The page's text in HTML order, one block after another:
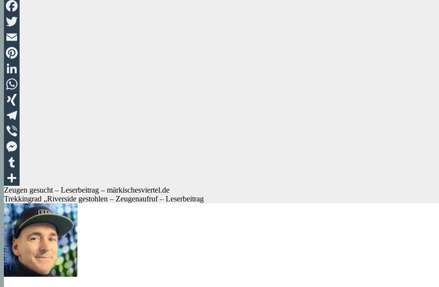
Facebook
Twitter
Email
Pinterest
LinkedIn
WhatsApp
XING
Telegram
Viber
Messenger
Tumblr
Teilen
Beitragsnavigation
Zeugen gesucht – Leserbeitrag – märkischesviertel.de
Trekkingrad „Riverside gestohlen – Zeugenaufruf – Leserbeitrag